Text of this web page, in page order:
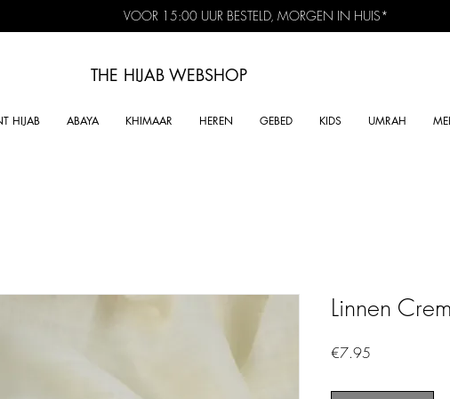
VOOR 15:00 UUR BESTELD, MORGEN IN HUIS*
THE HIJAB WEBSHOP
HIJAB ABAYA KHIMAAR HEREN GEBED KIDS UMRAH
Linnen
€7.95